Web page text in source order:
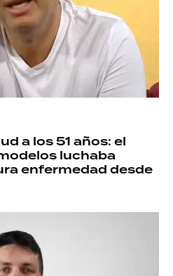
a los 51 años: el
luchaba
enfermedad desde